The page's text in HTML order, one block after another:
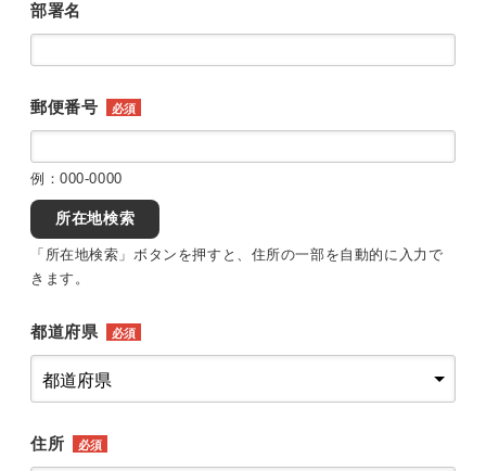
部署名
郵便番号 必須
例：000-0000
所在地検索
「所在地検索」ボタンを押すと、住所の一部を自動的に入力で
きます。
都道府県 必須
住所 必須